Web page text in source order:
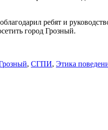
ребят и
город Грозный.
, СГПИ, Этика